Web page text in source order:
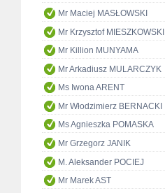
Mr Maciej MASŁOWSKI
Mr Krzysztof MIESZKOWSKI
Mr Killion MUNYAMA
Mr Arkadiusz MULARCZYK
Ms Iwona ARENT
Mr Włodzimierz BERNACKI
Ms Agnieszka POMASKA
Mr Grzegorz JANIK
M. Aleksander POCIEJ
Mr Marek AST